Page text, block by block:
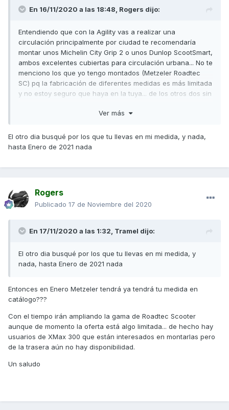
En 16/11/2020 a las 18:48, Rogers dijo:
Entendiendo que con la Agility vas a realizar una
circulación principalmente por ciudad te recomendaría
montar unos Michelin City Grip 2 o unos Dunlop ScootSmart,
ambos excelentes cubiertas para circulación urbana... No te
menciono los que yo tengo montados (Metzeler Roadtec
SC) pq la fabricación de diferentes medidas es más limitada
y no estoy seguro que haya en la tuya... de los otros dos sin
Ver más
El otro dia busqué por los que tu llevas en mi medida, y nada,
hasta Enero de 2021 nada
Rogers
Publicado 17 de Noviembre del 2020
En 17/11/2020 a las 1:32, Tramel dijo:
El otro dia busqué por los que tu llevas en mi medida, y
nada, hasta Enero de 2021 nada
Entonces en Enero Metzeler tendrá ya tendrá tu medida en
catálogo???
Con el tiempo irán ampliando la gama de Roadtec Scooter
aunque de momento la oferta está algo limitada... de hecho hay
usuarios de XMax 300 que están interesados en montarlas pero
de la trasera aún no hay disponibilidad.
Un saludo